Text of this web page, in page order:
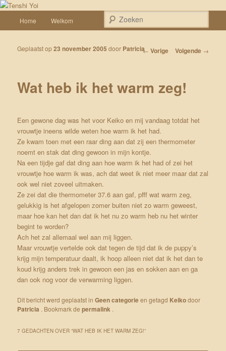
Spring naar de primaire inhoud
Tenshi Yoi
Een weblog over onze Shiba’s (Keiko, Rontu, Miyuki, Tatsu en Yumi)
Home Welkom
Bericht navigatie
← Vorige Volgende →
Wat heb ik het warm zeg!
Geplaatst op23 november 2005 door Patricia
Een gewone dag was het voor Keiko en mij vandaag totdat het
vrouwtje ineens wilde weten hoe warm ik het had.
Ze kwam toen met een raar ding aan dat zij een thermometer
noemt en stak dat ding gewoon in mijn kontje.
Na een tijdje gaf dat ding aan hoe warm ik het had of zei het
vrouwtje hoe warm ik was, ach dat weet ik niet meer maar dat zal
ook wel niet zoveel uitmaken.
Ze zei dat die thermometer 37.6 aan gaf, pfff wat warm zeg,
gelukkig is het afgelopen zomer buiten niet zo warm geweest,
maar hoe kan het dan dat ik het nu zo warm heb nu het winter
begint te worden?
Ach het zal allemaal wel aan mij liggen.
Maar vrouwtje vertelde ook dat tegen de tijd dat ik de puppy’s
krijg mijn temperatuur daalt, ik hoop alleen niet dat ik het dan te
koud krijg anders trek in gewoon een jas en sokken aan en ga
dan ook nog voor de verwarming liggen.
Dit bericht werd geplaatst inGeen categorieen getagd Keikodoor
Patricia . Bookmark depermalink .
7 GEDACHTEN OVER “WAT HEB IK HET WARM ZEG!”